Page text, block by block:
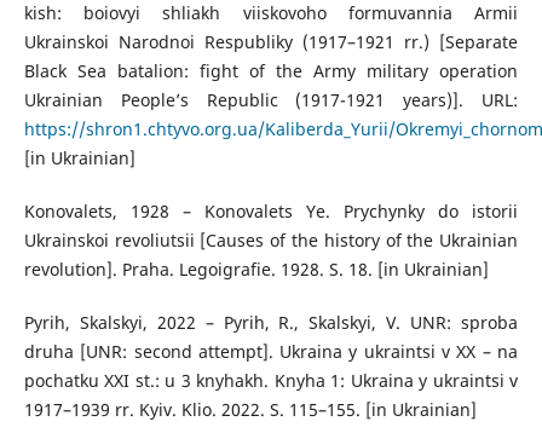
kish: boiovyi shliakh viiskovoho formuvannia Armii
Ukrainskoi Narodnoi Respubliky (1917–1921 rr.) [Separate
Black Sea batalion: fight of the Army military operation
Ukrainian People’s Republic (1917-1921 years)]. URL:
https://shron1.chtyvo.org.ua/Kaliberda_Yurii/
[in Ukrainian]
Konovalets, 1928 – Konovalets Ye. Prychynky do istorii
Ukrainskoi revoliutsii [Causes of the history of the Ukrainian
revolution]. Praha. Legoigrafie. 1928. S. 18. [in Ukrainian]
Pyrih, Skalskyi, 2022 – Pyrih, R., Skalskyi, V. UNR: sproba
druha [UNR: second attempt]. Ukraina y ukraintsi v XX – na
pochatku XXI st.: u 3 knyhakh. Knyha 1: Ukraina y ukraintsi v
1917–1939 rr. Kyiv. Klio. 2022. S. 115–155. [in Ukrainian]